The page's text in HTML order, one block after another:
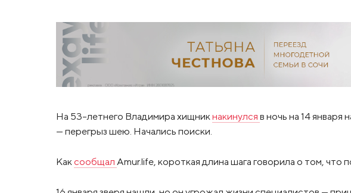
На 53-летнего Владимира хищникнакинулся в ночь на 14 января
— перегрыз шею. Начались поиски.
Как сообщал Amur.life, короткая длина шага говорила о том, что